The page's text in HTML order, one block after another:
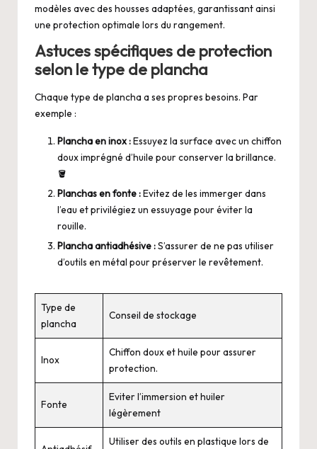
modèles avec des housses adaptées, garantissant ainsi
une protection optimale lors du rangement.
Astuces spécifiques de protection
selon le type de plancha
Chaque type de plancha a ses propres besoins. Par
exemple :
Plancha en inox :Essuyez la surface avec un chiffon
doux imprégné d’huile pour conserver la brillance.
🪣
Planchas en fonte :Evitez de les immerger dans
l’eau et privilégiez un essuyage pour éviter la
rouille.
Plancha antiadhésive :S’assurer de ne pas utiliser
d’outils en métal pour préserver le revêtement.
Type de
plancha
Conseil de stockage
Inox
Chiffon doux et huile pour assurer
protection.
Fonte
Eviter l’immersion et huiler
légèrement
Utiliser des outils en plastique lors de